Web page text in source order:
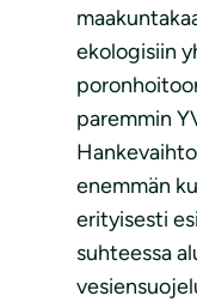
ekologisiin
paremmin
enemmän
erityisesti
suhteessa